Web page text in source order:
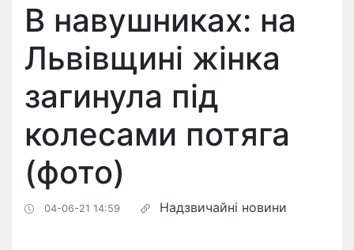
В навушниках: на
Львівщині жінка
загинула під
колесами потяга
(фото)
04-06-21 14:59 Надзвичайні новини